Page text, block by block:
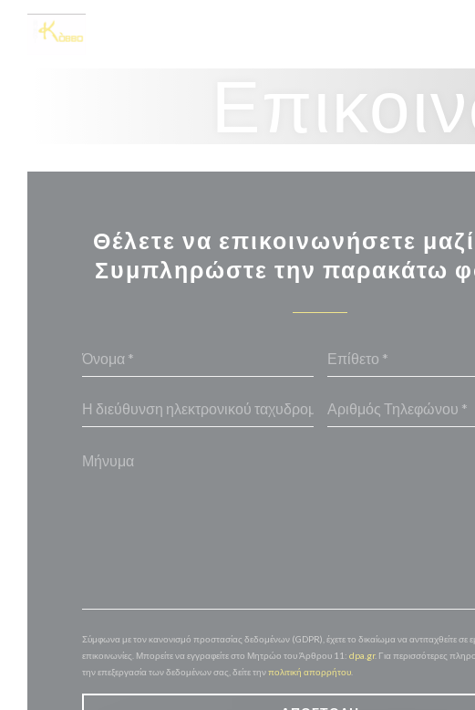
Πίνακας διαχείρισης "Μπισκότων" (Cookies)
Θέλετε να επικοινωνήσετε
Συμπληρώστε την παρακάτω
Σύμφωνα με τον κανονισμό προστασίας δεδομένων (GDPR), έχετε το δικαίωμα να αντιταχθείτε σε
επικοινωνίες. Μπορείτε να εγγραφείτε στο Μητρώο του Άρθρου 11: dpa.gr. Για περισσότερες
την επεξεργασία των δεδομένων σας, δείτε τηνπολιτική απορρήτου